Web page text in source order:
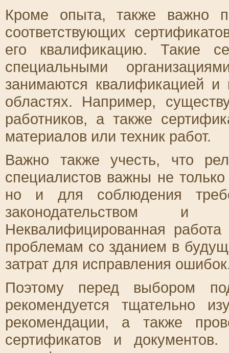
Кроме опыта, также важно
соответствующих
его квалификацию. Такие
специальными
занимаются квалификацией и
областях. Например,
работников, а также
материалов или техник работ.
Важно также учесть, что
специалистов важны не
но и для соблюдения
законодательством и
Неквалифицированная
проблемам со зданием в
затрат для исправления
Поэтому перед выбором
рекомендуется тщательно
рекомендации, а также
сертификатов и